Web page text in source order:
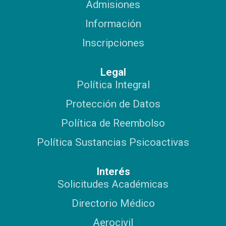
Interés
Solicitudes Académicas
Directorio Médico
Aerocivil
Legal
Política Integral
Protección de Datos
Política de Reembolso
Política Sustancias Psicoactivas
Admisiones
Información
Inscripciones
volemosalto@halcones.co
Hangares 41, 67 y 79
Hangar 1
volemosalto@halcones.co
Hangares 41, 67 y 79
Hangar 1
volemosalto@halcones.co
Hangares 41, 67 y 79
Hangar 1